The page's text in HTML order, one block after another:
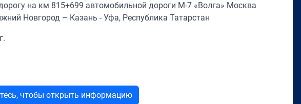
на км 815+699 автомобильной дороги М-7 «Волга» Москва
Новгород – Казань - Уфа, Республика Татарстан
чтобы открыть информацию